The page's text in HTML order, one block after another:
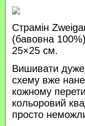
Страмін
(бавовна
25×25 см.
Вишивати
схему вже
кожному
кольоровий
просто